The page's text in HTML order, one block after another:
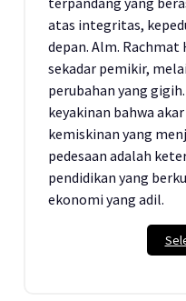
atas integritas,
depan. Alm. Rachmat
sekadar pemikir,
perubahan yang
keyakinan bahwa
kemiskinan yang
pedesaan adalah
pendidikan yang
ekonomi yang adil.